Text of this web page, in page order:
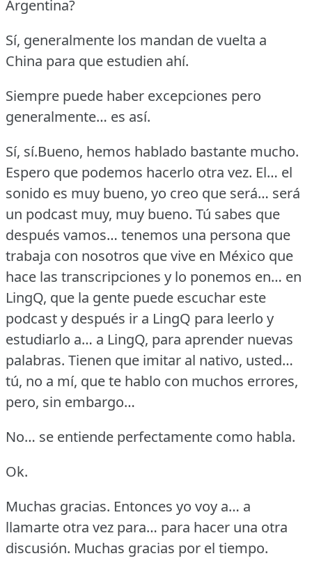
Argentina?
Sí, generalmente los mandan de vuelta a
China para que estudien ahí.
Siempre puede haber excepciones pero
generalmente… es así.
Sí, sí.Bueno, hemos hablado bastante mucho.
Espero que podemos hacerlo otra vez. El… el
sonido es muy bueno, yo creo que será… será
un podcast muy, muy bueno. Tú sabes que
después vamos… tenemos una persona que
trabaja con nosotros que vive en México que
hace las transcripciones y lo ponemos en… en
LingQ, que la gente puede escuchar este
podcast y después ir a LingQ para leerlo y
estudiarlo a… a LingQ, para aprender nuevas
palabras. Tienen que imitar al nativo, usted…
tú, no a mí, que te hablo con muchos errores,
pero, sin embargo…
No… se entiende perfectamente como habla.
Ok.
Muchas gracias. Entonces yo voy a… a
llamarte otra vez para… para hacer una otra
discusión. Muchas gracias por el tiempo.